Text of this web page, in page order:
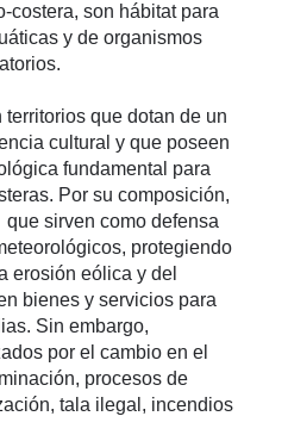
costera, son hábitat para
y de organismos
que dotan de un
cultural y que poseen
fundamental para
Por su composición,
sirven como defensa
protegiendo
erosión eólica y del
bienes y servicios para
Sin embargo,
por el cambio en el
procesos de
tala ilegal, incendios